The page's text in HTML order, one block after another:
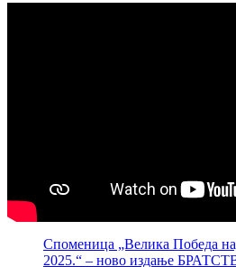
Споменица „Велика Победа
2025.“ – ново издање